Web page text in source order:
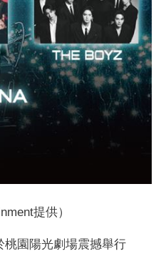
提供）
桃園陽光劇場震撼舉行